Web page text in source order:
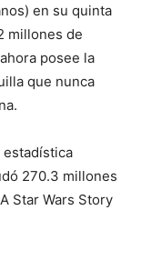
en su quinta
millones de
posee la
que nunca
270.3 millones
Star Wars Story